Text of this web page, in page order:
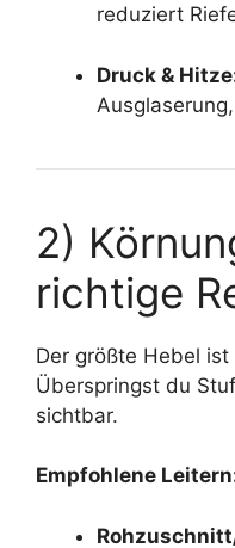
reduziert
Druck &
2)
richtige
Der größte Hebel ist
Überspringst du
sichtbar.
Empfohlene